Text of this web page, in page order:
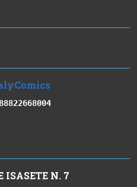
ISASETE N. 7